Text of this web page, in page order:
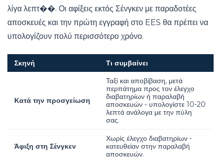
λίγα λεπτ��. Οι αφίξεις εκτός Σένγκεν με παραδοτέες
αποσκευές και την πρώτη εγγραφή στο EES θα πρέπει να
υπολογίζουν πολύ περισσότερο χρόνο.
Σκηνή Τι συμβαίνει
Κατά την προσγείωση
Ταξί και αποβίβαση, μετά
περπάτημα προς τον έλεγχο
διαβατηρίων ή παραλαβή
αποσκευών - υπολογίστε 10-20
λεπτά ανάλογα με την πύλη
σας.
Άφιξη στη Σένγκεν
Χωρίς έλεγχο διαβατηρίων -
κατευθείαν στην παραλαβή
αποσκευών.